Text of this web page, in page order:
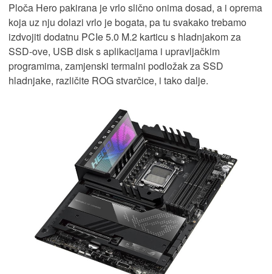
Ploča Hero pakirana je vrlo slično onima dosad, a i oprema
koja uz nju dolazi vrlo je bogata, pa tu svakako trebamo
izdvojiti dodatnu PCIe 5.0 M.2 karticu s hladnjakom za
SSD-ove, USB disk s aplikacijama i upravljačkim
programima, zamjenski termalni podložak za SSD
hladnjake, različite ROG stvarčice, i tako dalje.